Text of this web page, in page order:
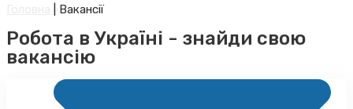
Вакансії
Робота в Україні - знайди свою
вакансію